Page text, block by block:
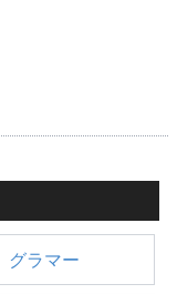
グラマー